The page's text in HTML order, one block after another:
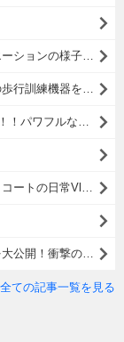
【SC公式YouTube】楽しくボール回し！レクリエーションの様子をご紹介
【SC公式YouTube】転倒しないから安心！最新の歩行訓練機器をご紹介
【SC公式YouTube】100歳からが本当の自分です！！パワフルなリハビリ風景をご紹介！
【SC公式YouTube】笑顔がいっぱい！スーパー・コートの日常Vlogをお届けします (^^)
【SC公式YouTube】看護師さんのポーチの中身を大公開！衝撃の重さの正体とは？
全ての記事一覧を見る